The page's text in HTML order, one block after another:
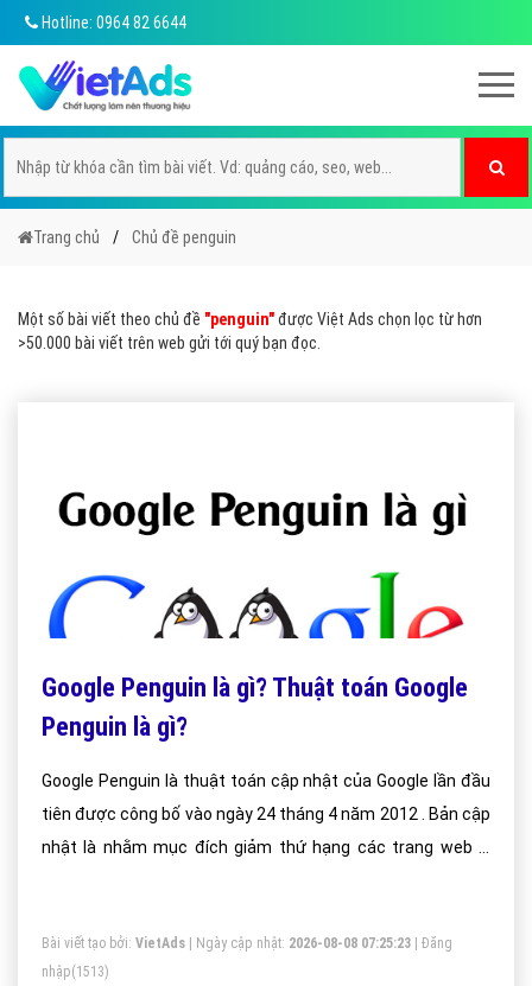
Hotline: 0964 82 6644
Trang chủ Chủ đề penguin
Một số bài viết theo chủ đề "penguin"được Việt Ads chọn lọc từ hơn
>50.000 bài viết trên web gửi tới quý bạn đọc.
Google Penguin là gì? Thuật toán Google
Penguin là gì?
Google Penguin là thuật toán cập nhật của Google lần đầu
tiên được công bố vào ngày 24 tháng 4 năm 2012 . Bản cập
nhật là nhằm mục đích giảm thứ hạng các trang web vi
Bài viết tạo bởi: VietAds | Ngày cập nhật: 2026-08-08 07:25:23
Đăng
nhập(1513)